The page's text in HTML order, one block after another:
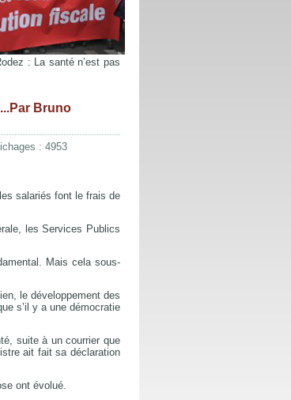
: La santé n’est pas
Bruno
: 4953
salariés font le frais de
les Services Publics
Mais cela sous-
le développement des
s’il y a une démocratie
suite à un courrier que
ait fait sa déclaration
ont évolué.